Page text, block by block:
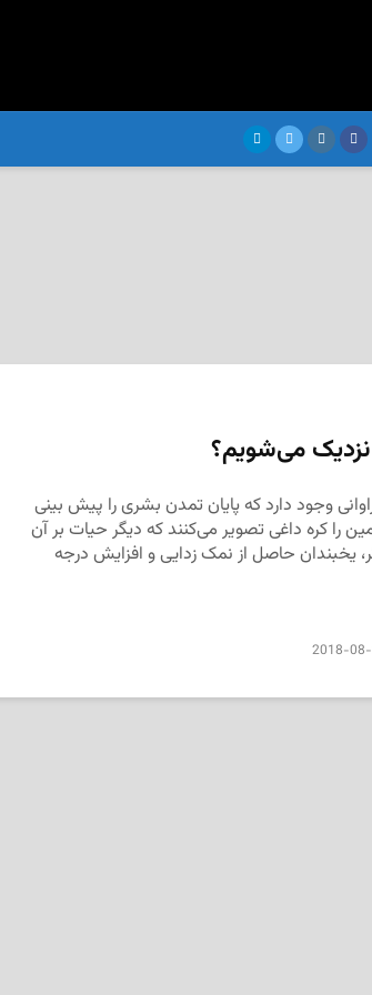
نزدیک می­‌شویم؟
وجود دارد که پایان تمدن بشری را پیش بینی
را کره داغی تصویر می‌­کنند که دیگر حیات بر آن
حاصل از نمک زدایی و افزایش درجه
2018-